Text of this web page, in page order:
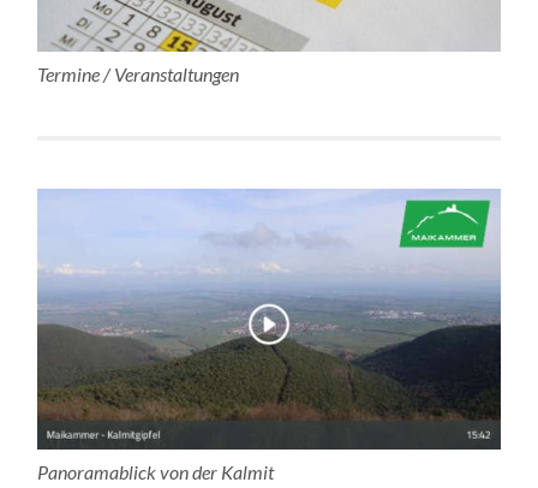
Termine / Veranstaltungen
Panoramablick von der Kalmit